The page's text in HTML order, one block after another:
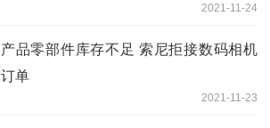
2021-11-24
产品零部件库存不足 索尼拒接数码相机
订单
2021-11-23